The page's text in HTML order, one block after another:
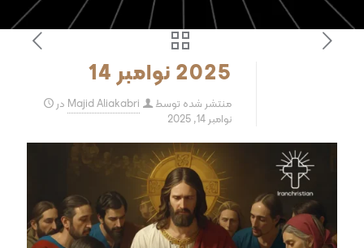
2025 نوامبر 14
منتشر شده توسط Majid Aliakabri در
نوامبر 14, 2025